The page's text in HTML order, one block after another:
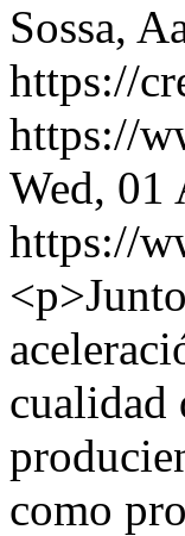
Sossa,
https://
https://
Wed, 01
https://
cualidad
como